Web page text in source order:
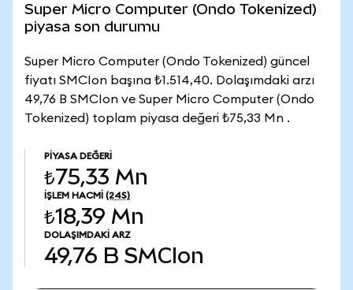
Super Micro Computer (Ondo Tokenized)
piyasa son durumu
Super Micro Computer (Ondo Tokenized) güncel
fiyatı SMCIon başına ₺1.514,40. Dolaşımdaki arzı
49,76 B SMCIon ve Super Micro Computer (Ondo
Tokenized) toplam piyasa değeri ₺75,33 Mn .
PIYASA DEĞERI
₺75,33 Mn
İŞLEM HACMI (24S)
₺18,39 Mn
DOLAŞIMDAKI ARZ
49,76 B SMCIon